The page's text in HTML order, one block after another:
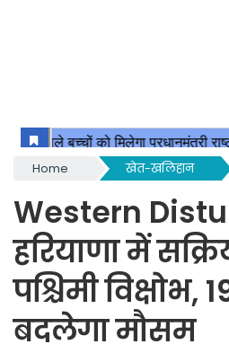
Home खेत-खलिहान
Western
हरियाणा में
पश्चिमी विक्षोभ,
बदलेगा मौसम